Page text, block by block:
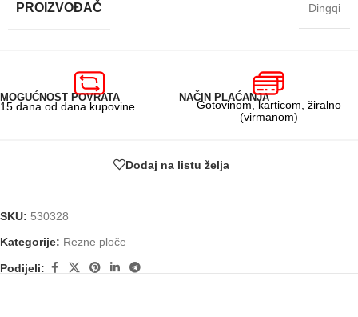
PROIZVOĐAČ Dingqi
MOGUĆNOST POVRATA
15 dana od dana kupovine
NAČIN PLAĆANJA
Gotovinom, karticom, žiralno
(virmanom)
Dodaj na listu želja
SKU: 530328
Kategorije: Rezne ploče
Podijeli: